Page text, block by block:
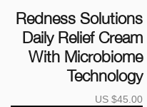
Redness Solutions
Daily Relief Cream
With Microbiome
Technology
US $45.00